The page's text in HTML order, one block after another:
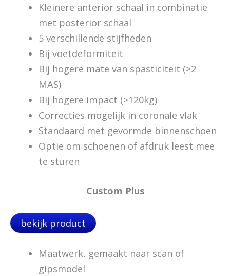
Kleinere anterior schaal in combinatie
met posterior schaal
5 verschillende stijfheden
Bij voetdeformiteit
Bij hogere mate van spasticiteit (>2
MAS)
Bij hogere impact (>120kg)
Correcties mogelijk in coronale vlak
Standaard met gevormde binnenschoen
Optie om schoenen of afdruk leest mee
te sturen
Custom Plus
bekijk product
Maatwerk, gemaakt naar scan of
gipsmodel